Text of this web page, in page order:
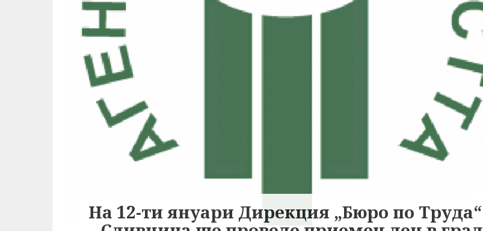
На 12-ти януари Дирекция „Бюро по Труда“